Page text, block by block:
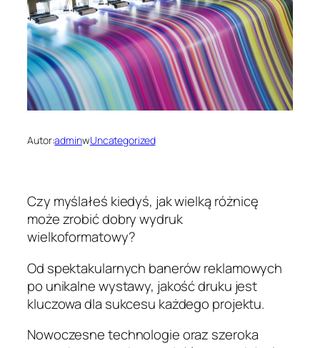
Autor:adminwUncategorized
Czy myślałeś kiedyś, jak wielką różnicę
może zrobić dobry wydruk
wielkoformatowy?
Od spektakularnych banerów reklamowych
po unikalne wystawy, jakość druku jest
kluczowa dla sukcesu każdego projektu.
Nowoczesne technologie oraz szeroka